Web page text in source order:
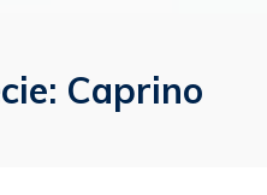
Caprino